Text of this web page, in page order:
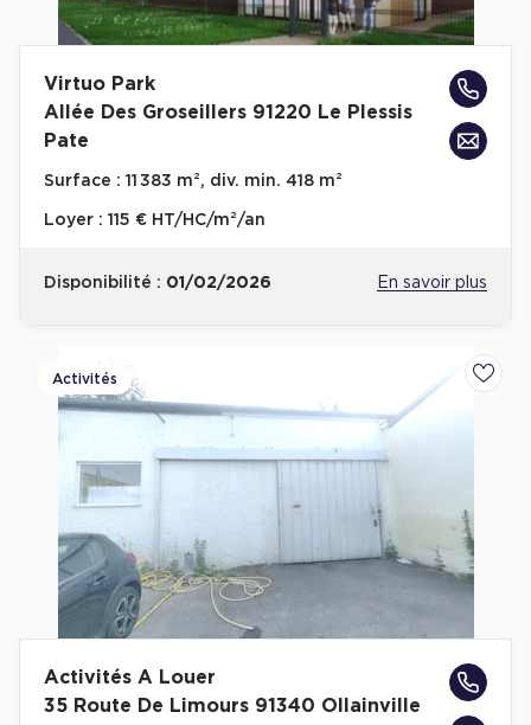
Virtuo Park
Allée Des Groseillers 91220 Le Plessis
Pate
Surface : 11 383 m², div. min. 418 m²
Loyer : 115 € HT/HC/m²/an
Disponibilité : 01/02/2026 En savoir plus
Activités
Activités A Louer
35 Route De Limours 91340 Ollainville